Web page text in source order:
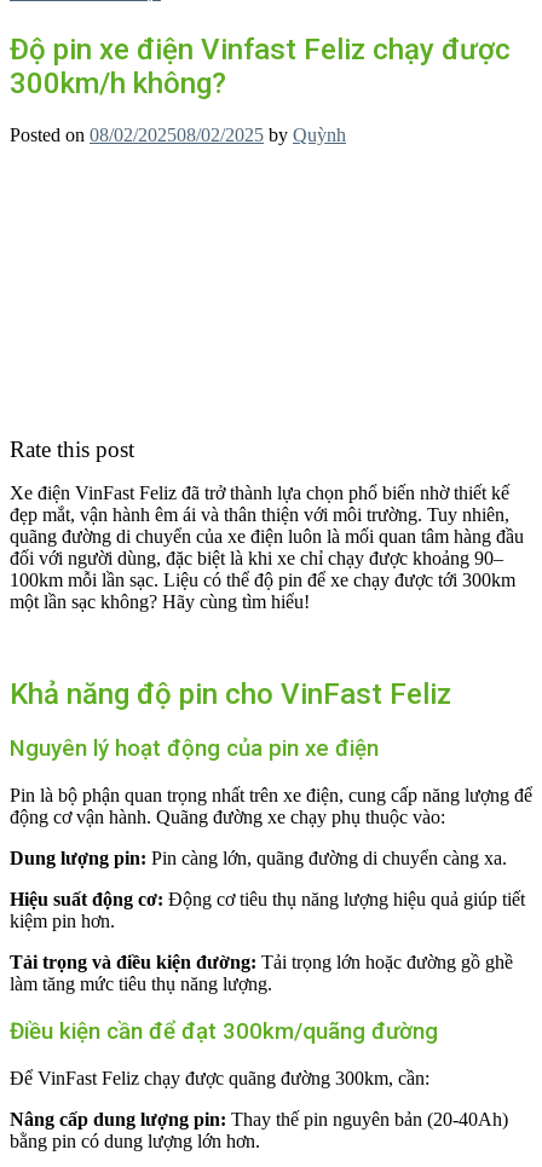
Độ pin xe điện Vinfast Feliz chạy được
300km/h không?
Posted on 08/02/202508/02/2025 by Quỳnh
Rate this post
Xe điện VinFast Feliz đã trở thành lựa chọn phổ biến nhờ thiết kế
đẹp mắt, vận hành êm ái và thân thiện với môi trường. Tuy nhiên,
quãng đường di chuyển của xe điện luôn là mối quan tâm hàng đầu
đối với người dùng, đặc biệt là khi xe chỉ chạy được khoảng 90–
100km mỗi lần sạc. Liệu có thể độ pin để xe chạy được tới 300km
một lần sạc không? Hãy cùng tìm hiểu!
Khả năng độ pin cho VinFast Feliz
Nguyên lý hoạt động của pin xe điện
Pin là bộ phận quan trọng nhất trên xe điện, cung cấp năng lượng để
động cơ vận hành. Quãng đường xe chạy phụ thuộc vào:
Dung lượng pin: Pin càng lớn, quãng đường di chuyển càng xa.
Hiệu suất động cơ: Động cơ tiêu thụ năng lượng hiệu quả giúp tiết
kiệm pin hơn.
Tải trọng và điều kiện đường: Tải trọng lớn hoặc đường gồ ghề
làm tăng mức tiêu thụ năng lượng.
Điều kiện cần để đạt 300km/quãng đường
Để VinFast Feliz chạy được quãng đường 300km, cần:
Nâng cấp dung lượng pin: Thay thế pin nguyên bản (20-40Ah)
bằng pin có dung lượng lớn hơn.